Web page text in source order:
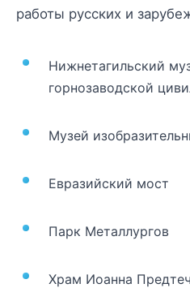
работы русских и
Нижнетагильский
горнозаводской
Музей
Евразийский мост
Парк Металлургов
Храм Иоанна